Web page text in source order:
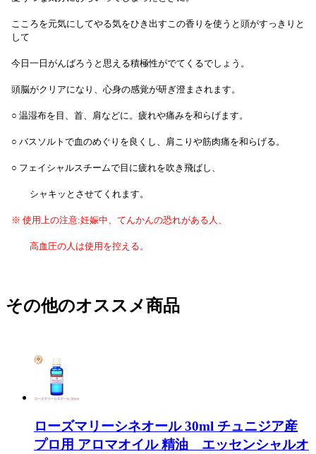
こころを元気にしてやる気をひき出すこの香りを使うと頭がすっきりと
して
今日一日がんばろうと思える積極性がでてくるでしょう。
頭脳がクリアになり、心身の感覚が研ぎ澄まされます。
○ 温湿布を目、首、肩などに。疲れや痛みを和らげます。
○ バスソルトで血のめぐりを良くし、肩こりや筋肉痛を和らげる。
○ フェイシャルスチームで目に疲れを吹き飛ばし、
シャキッとさせてくれます。
※ 使用上の注意:妊娠中、てんかんの恐れがある人、
高血圧の人は使用を控える。
その他のオススメ商品
ローズマリーシネオール 30ml チュニジア産
プロ用 アロマオイル 精油 エッセンシャルオ